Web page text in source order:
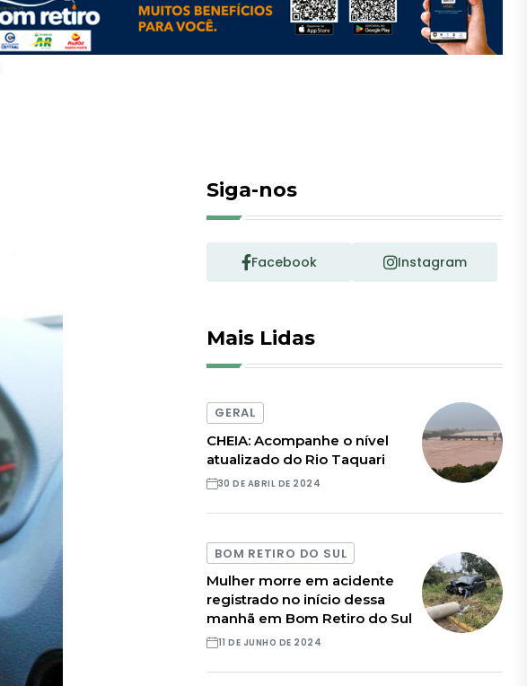
Siga-nos
Facebook Instagram
Mais Lidas
GERAL
CHEIA: Acompanhe o nível
atualizado do Rio Taquari
30 DE ABRIL DE 2024
BOM RETIRO DO SUL
Mulher morre em acidente
registrado no início dessa
manhã em Bom Retiro do Sul
11 DE JUNHO DE 2024